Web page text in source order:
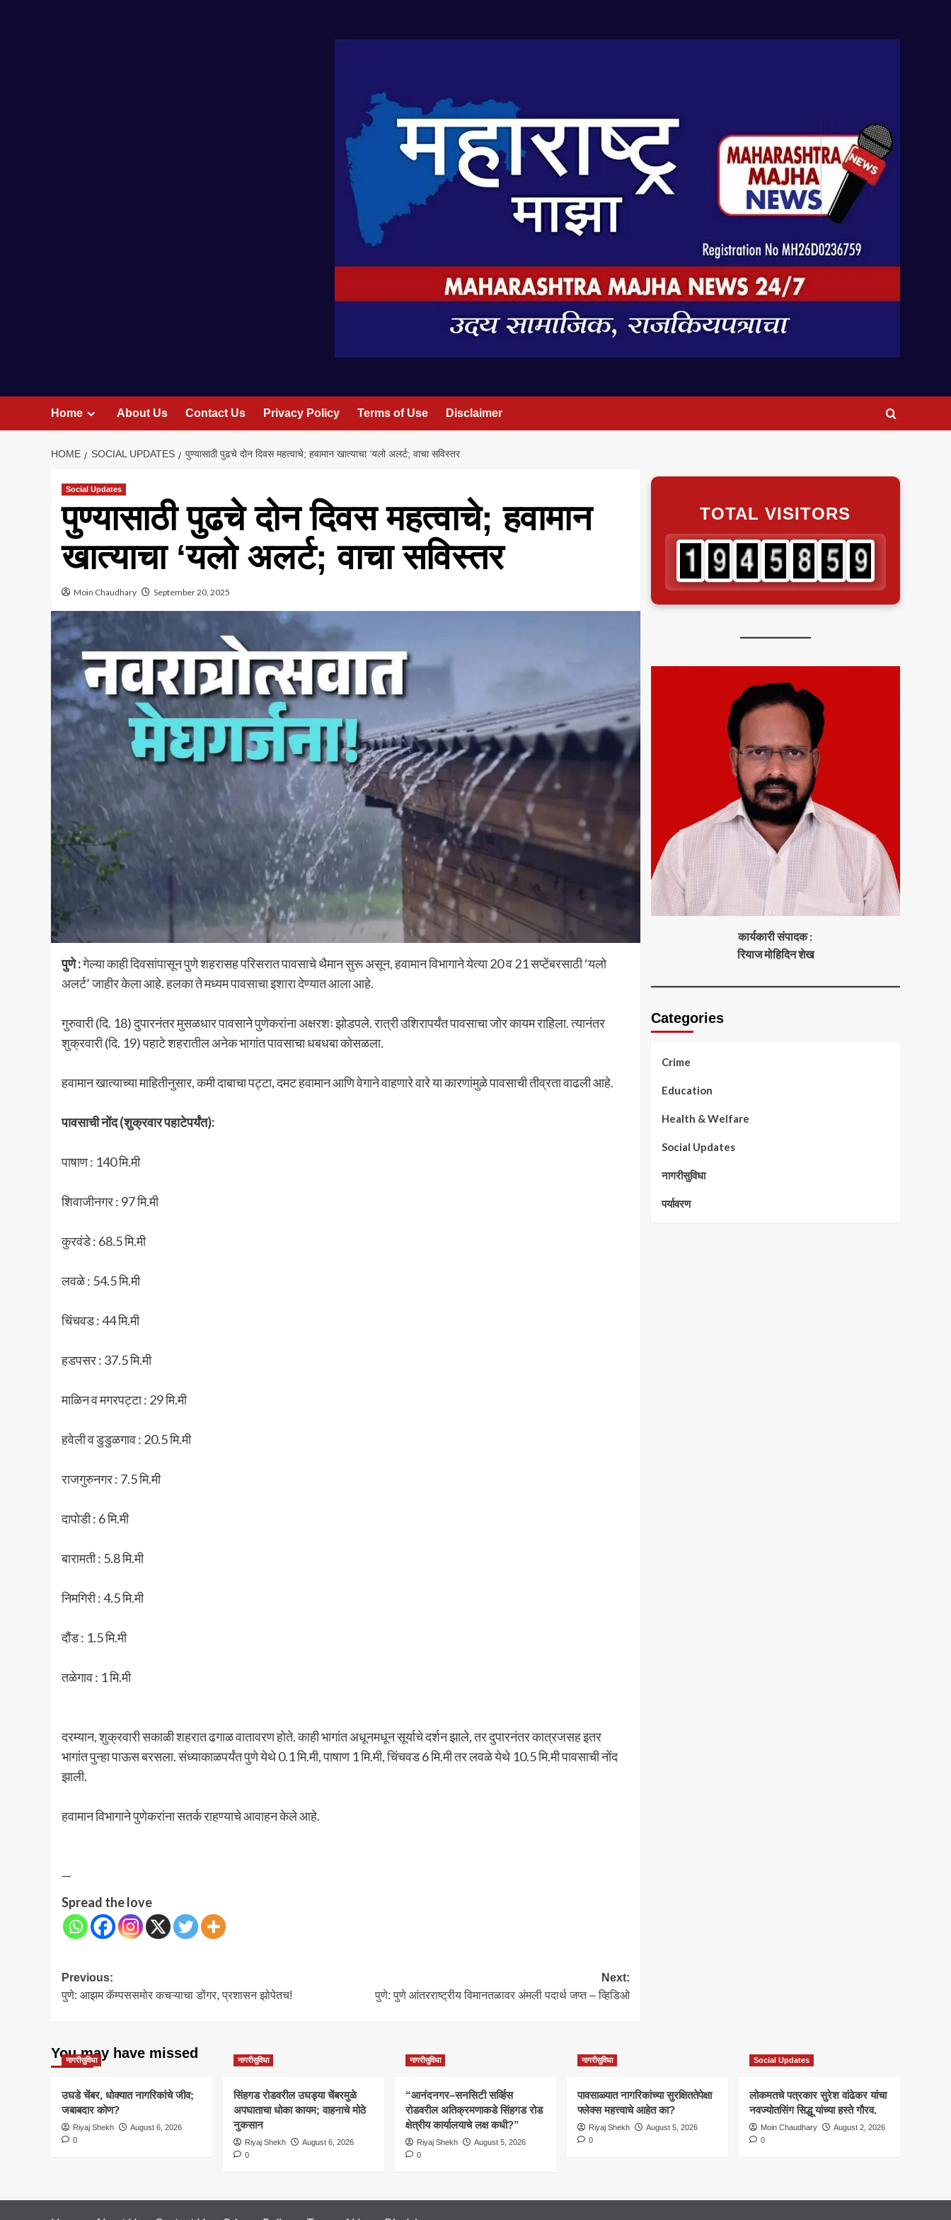
Home About Us Contact Us Privacy Policy Terms of Use Disclaimer
HOME SOCIAL UPDATES पुण्यासाठी पुढचे दोन दिवस महत्वाचे; हवामान खात्याचा ‘यलो अलर्ट; वाचा सविस्तर
Social Updates
पुण्यासाठी पुढचे दोन दिवस महत्वाचे; हवामान
खात्याचा ‘यलो अलर्ट; वाचा सविस्तर
Moin Chaudhary September 20, 2025
पुणे :गेल्या काही दिवसांपासून पुणे शहरासह परिसरात पावसाचे थैमान सुरू असून, हवामान विभागाने येत्या 20 व 21 सप्टेंबरसाठी ‘यलो
अलर्ट’ जाहीर केला आहे. हलका ते मध्यम पावसाचा इशारा देण्यात आला आहे.
गुरुवारी (दि. 18) दुपारनंतर मुसळधार पावसाने पुणेकरांना अक्षरशः झोडपले. रात्री उशिरापर्यंत पावसाचा जोर कायम राहिला. त्यानंतर
शुक्रवारी (दि. 19) पहाटे शहरातील अनेक भागांत पावसाचा धबधबा कोसळला.
हवामान खात्याच्या माहितीनुसार, कमी दाबाचा पट्टा, दमट हवामान आणि वेगाने वाहणारे वारे या कारणांमुळे पावसाची तीव्रता वाढली आहे.
पावसाची नोंद (शुक्रवार पहाटेपर्यंत):
पाषाण : 140 मि.मी
शिवाजीनगर : 97 मि.मी
कुरवंडे : 68.5 मि.मी
लवळे : 54.5 मि.मी
चिंचवड : 44 मि.मी
हडपसर : 37.5 मि.मी
माळिन व मगरपट्टा : 29 मि.मी
हवेली व डुडुळगाव : 20.5 मि.मी
राजगुरुनगर : 7.5 मि.मी
दापोडी : 6 मि.मी
बारामती : 5.8 मि.मी
निमगिरी : 4.5 मि.मी
दौंड : 1.5 मि.मी
तळेगाव : 1 मि.मी
दरम्यान, शुक्रवारी सकाळी शहरात ढगाळ वातावरण होते. काही भागांत अधूनमधून सूर्याचे दर्शन झाले, तर दुपारनंतर कात्रजसह इतर
भागांत पुन्हा पाऊस बरसला. संध्याकाळपर्यंत पुणे येथे 0.1 मि.मी, पाषाण 1 मि.मी, चिंचवड 6 मि.मी तर लवळे येथे 10.5 मि.मी पावसाची नोंद
झाली.
हवामान विभागाने पुणेकरांना सतर्क राहण्याचे आवाहन केले आहे.
—
Spread the love
Post
navigation
Previous:
पुणे: आझम कॅम्पससमोर कचऱ्याचा डोंगर, प्रशासन झोपेतच!
Next:
पुणे: पुणे आंतरराष्ट्रीय विमानतळावर अंमली पदार्थ जप्त – व्हिडिओ
TOTAL VISITORS
कार्यकारी संपादक :
रियाज मोहिदिन शेख
Categories
Crime
Education
Health & Welfare
Social Updates
नागरीसुविधा
पर्यावरण
You may have missed
नागरीसुविधा
उघडे चेंबर, धोक्यात नागरिकांचे जीव;
जबाबदार कोण?
Riyaj Shekh
August 6, 2026
0
नागरीसुविधा
सिंहगड रोडवरील उघड्या चेंबरमुळे
अपघाताचा धोका कायम; वाहनाचे मोठे
नुकसान
Riyaj Shekh
August 6, 2026
0
नागरीसुविधा
“आनंदनगर–सनसिटी सर्व्हिस
रोडवरील अतिक्रमणाकडे सिंहगड रोड
क्षेत्रीय कार्यालयाचे लक्ष कधी?”
Riyaj Shekh
August 5, 2026
0
नागरीसुविधा
पावसाळ्यात नागरिकांच्या सुरक्षिततेपेक्षा
फ्लेक्स महत्त्वाचे आहेत का?
Riyaj Shekh
August 5, 2026
0
Social Updates
लोकमतचे पत्रकार सुरेश वांढेकर यांचा
नवज्योतसिंग सिद्धू यांच्या हस्ते गौरव.
Moin Chaudhary
August 2, 2026
0